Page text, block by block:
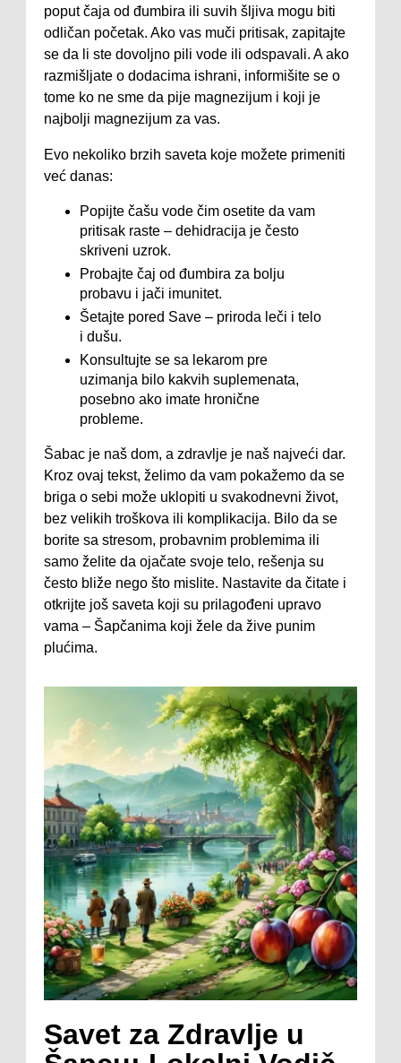
poput čaja od đumbira ili suvih šljiva mogu biti
odličan početak. Ako vas muči pritisak, zapitajte
se da li ste dovoljno pili vode ili odspavali. A ako
razmišljate o dodacima ishrani, informišite se o
tome ko ne sme da pije magnezijum i koji je
najbolji magnezijum za vas.
Evo nekoliko brzih saveta koje možete primeniti
već danas:
Popijte čašu vode čim osetite da vam
pritisak raste – dehidracija je često
skriveni uzrok.
Probajte čaj od đumbira za bolju
probavu i jači imunitet.
Šetajte pored Save – priroda leči i telo
i dušu.
Konsultujte se sa lekarom pre
uzimanja bilo kakvih suplemenata,
posebno ako imate hronične
probleme.
Šabac je naš dom, a zdravlje je naš najveći dar.
Kroz ovaj tekst, želimo da vam pokažemo da se
briga o sebi može uklopiti u svakodnevni život,
bez velikih troškova ili komplikacija. Bilo da se
borite sa stresom, probavnim problemima ili
samo želite da ojačate svoje telo, rešenja su
često bliže nego što mislite. Nastavite da čitate i
otkrijte još saveta koji su prilagođeni upravo
vama – Šapčanima koji žele da žive punim
plućima.
Savet za Zdravlje u